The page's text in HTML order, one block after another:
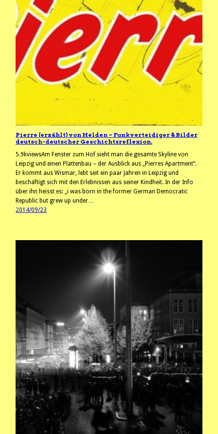
Pierre (erzählt) von Helden – Funkverteidiger & Bilder
deutsch-deutscher Geschichtsreflexion.
5.9kviewsAm Fenster zum Hof sieht man die gesamte Skyline von
Leipzig und einen Plattenbau – der Ausblick aus „Pierres Apartment“.
Er kommt aus Wismar, lebt seit ein paar Jahren in Leipzig und
beschäftigt sich mit den Erlebnissen aus seiner Kindheit. In der Info
über ihn heisst es: „i was born in the former German Democratic
Republic but grew up under…
2014/09/23